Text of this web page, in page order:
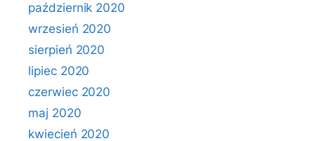
październik 2020
wrzesień 2020
sierpień 2020
lipiec 2020
czerwiec 2020
maj 2020
kwiecień 2020